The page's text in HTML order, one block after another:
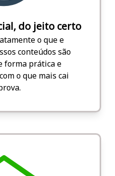
do jeito certo
o que e
conteúdos são
forma prática e
o que mais cai